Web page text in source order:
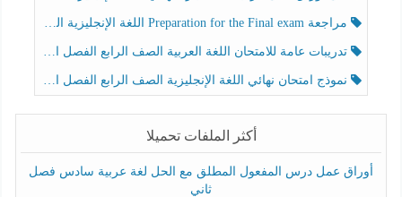
مراجعة Preparation for the Final exam اللغة الإنجليزية الصف الرابع الفصل الثالث
تدريبات عامة للامتحان اللغة العربية الصف الرابع الفصل الثالث
نموذج امتحان نهائي اللغة الإنجليزية الصف الرابع الفصل الثالث
أكثر الملفات تحميلا
أوراق عمل درس المفعول المطلق مع الحل لغة عربية سادس فصل
ثاني